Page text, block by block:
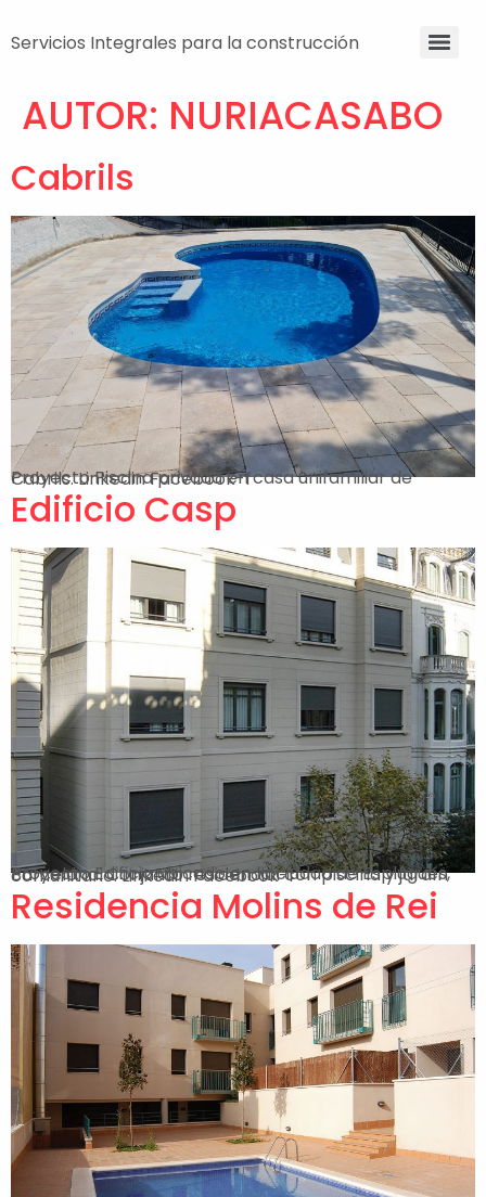
Servicios Integrales para la construcción
AUTOR: NURIACASABO
Cabrils
Proyecto Piscina privada en casa unifamiliar de Cabrils. Linkedin Facebook-f
Edificio Casp
Proyecto Edificio ubicado en la ciudad de Esplugues, Barcelona. Conjunto residencial con piscina y jardín comunitario. Linkedin Facebook-f
Residencia Molins de Rei